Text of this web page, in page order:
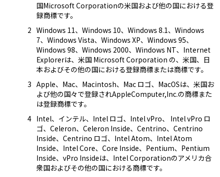
国Microsoft Corporationの米国および他の国における登
録商標です。
Windows 11、Windows 10、Windows 8.1、Windows
7、Windows Vista、Windows XP、Windows 95、
Windows 98、Windows 2000、Windows NT、Internet
Explorerは、米国 Microsoft Corporation の、米国、日
本およびその他の国における登録商標または商標です。
Apple、Mac、Macintosh、Mac ロゴ、MacOSは、米国お
よび他の国々で登録されAppleComputer,Inc.の商標また
は登録商標です。
Intel、インテル、Intel ロゴ、Intel vPro、 Intel vPro ロ
ゴ、Celeron、Celeron Inside、Centrino、Centrino
Inside、Centrino ロゴ、Intel Atom、Intel Atom
Inside、Intel Core、Core Inside、Pentium、Pentium
Inside、vPro Insideは、Intel Corporationのアメリカ合
衆国およびその他の国における商標です。